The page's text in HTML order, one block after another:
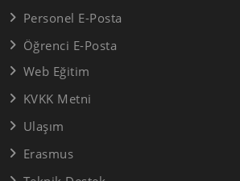
Personel E-Posta
Öğrenci E-Posta
Web Eğitim
KVKK Metni
Ulaşım
Erasmus